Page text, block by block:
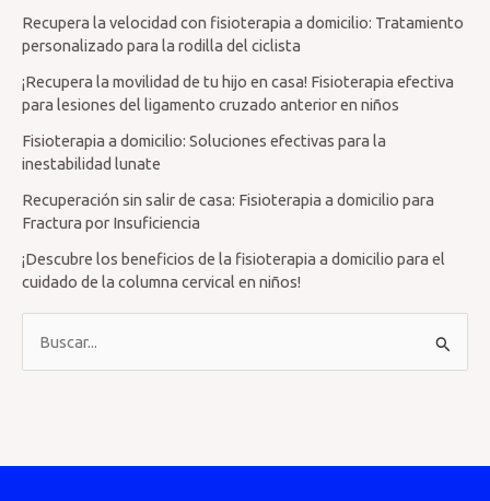
Recupera la velocidad con fisioterapia a domicilio: Tratamiento
personalizado para la rodilla del ciclista
¡Recupera la movilidad de tu hijo en casa! Fisioterapia efectiva
para lesiones del ligamento cruzado anterior en niños
Fisioterapia a domicilio: Soluciones efectivas para la
inestabilidad lunate
Recuperación sin salir de casa: Fisioterapia a domicilio para
Fractura por Insuficiencia
¡Descubre los beneficios de la fisioterapia a domicilio para el
cuidado de la columna cervical en niños!